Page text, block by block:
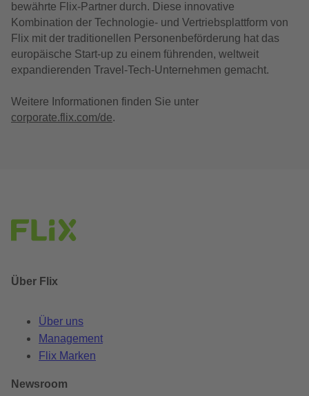
bewährte Flix-Partner durch. Diese innovative
Kombination der Technologie- und Vertriebsplattform von
Flix mit der traditionellen Personenbeförderung hat das
europäische Start-up zu einem führenden, weltweit
expandierenden Travel-Tech-Unternehmen gemacht.
Weitere Informationen finden Sie unter
corporate.flix.com/de.
Über Flix
Über uns
Management
Flix Marken
Newsroom